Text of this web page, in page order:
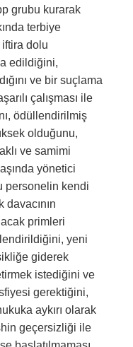
grubu kurarak
terbiye
iftira dolu
edildiğini,
ve bir suçlama
çalışması ile
ödüllendirilmiş
olduğunu,
ve samimi
yönetici
personelin kendi
davacının
primleri
yeni
giderek
istediğini ve
gerektiğini,
aykırı olarak
geçersizliği ile